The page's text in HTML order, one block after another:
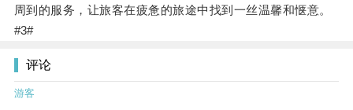
周到的服务，让旅客在疲惫的旅途中找到一丝温馨和惬意。
#3#
评论
游客